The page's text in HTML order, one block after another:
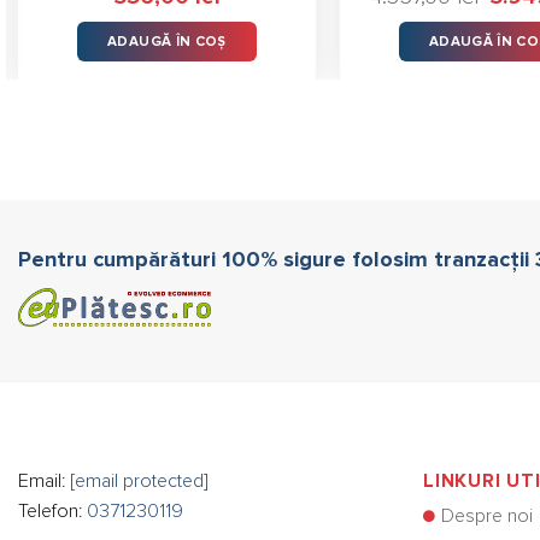
stele
din 5
ADAUGĂ ÎN COȘ
fost:
ADAUGĂ ÎN
Pentru cumpărături 100% sigure folosim tranzacții
Email: [email protected]
Telefon: 0371230119
LINKURI
Despre noi